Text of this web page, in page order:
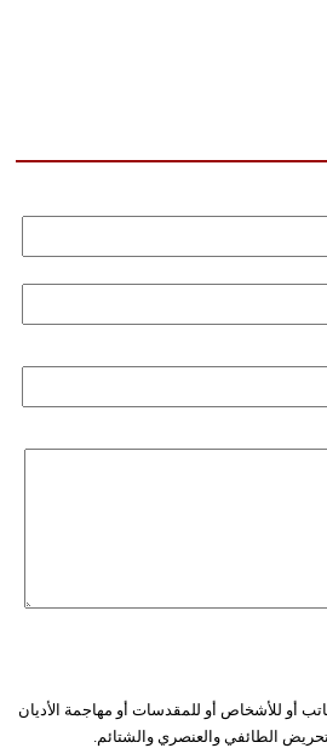
أو للأشخاص أو للمقدسات أو مهاجمة الأديان
الطائفي والعنصري والشتائم.